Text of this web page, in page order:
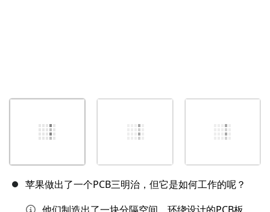
苹果做出了一个PCB三明治，但它是如何工作的呢？